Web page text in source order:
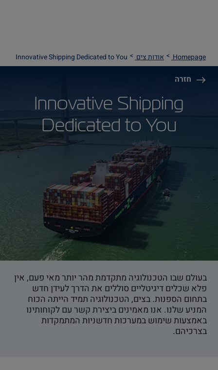
Homepage אודות צים Innovative Shipping Dedicated to You
חזרה
Innovative Shipping
Dedicated to You
בעולם שבו הטכנולוגיה מתקדמת מהר יותר מאי פעם, אין
פלא שכלים דיגיטליים סוללים את הדרך לעידן חדש
בתחום הספנות. בצים, הטכנולוגיה תמיד הייתה הכוח
המניע שלנו. אנו מאמינים ביצירת קשר עם לקוחותינו
באמצעות שימוש במערכות חדשניות המתמקדות
בצרכיהם.